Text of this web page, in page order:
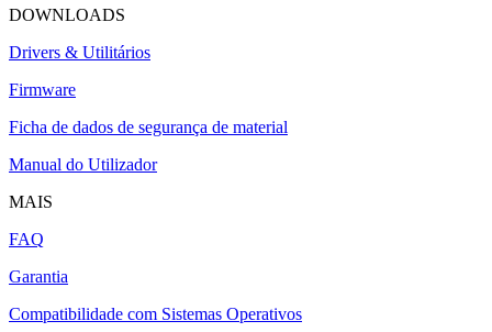
DOWNLOADS
Drivers & Utilitários
Firmware
Ficha de dados de segurança de material
Manual do Utilizador
MAIS
FAQ
Garantia
Compatibilidade com Sistemas Operativos